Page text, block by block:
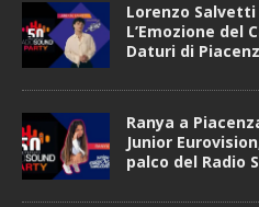
Lorenzo Salvetti
L’Emozione del
Daturi di
Ranya a
Junior
palco del Radio